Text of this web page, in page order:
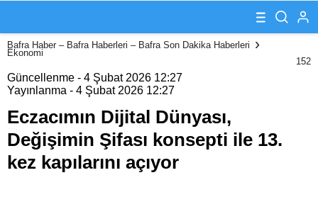
Değişimin Şifası
konsepti ile 13.
kez kapılarını
açıyor
Bafra Haber – Bafra Haberleri – Bafra Son Dakika Haberleri
Ekonomi
152
Güncellenme - 4 Şubat 2026 12:27
Yayınlanma - 4 Şubat 2026 12:27
Eczacımın Dijital Dünyası,
Değişimin Şifası konsepti ile 13.
kez kapılarını açıyor